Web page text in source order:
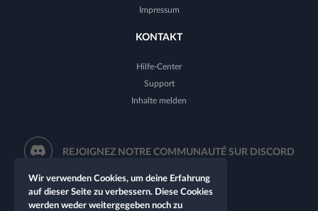
Impressum
KONTAKT
Hilfe-Center
Support
Inhalte melden
REJOIGNEZ NOTRE COMMUNAUTÉ SUR DISCORD
Wir verwenden Cookies, um deine Erfahrung
auf dieser Seite zu verbessern. Diese Cookies
werden weder weitergegeben noch zu